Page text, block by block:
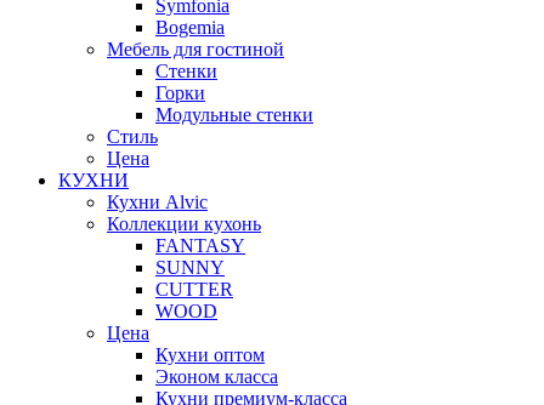
Symfonia
Bogemia
Мебель для гостиной
Стенки
Горки
Модульные стенки
Стиль
Цена
КУХНИ
Кухни Alvic
Коллекции кухонь
FANTASY
SUNNY
CUTTER
WOOD
Цена
Кухни оптом
Эконом класса
Кухни премиум-класса